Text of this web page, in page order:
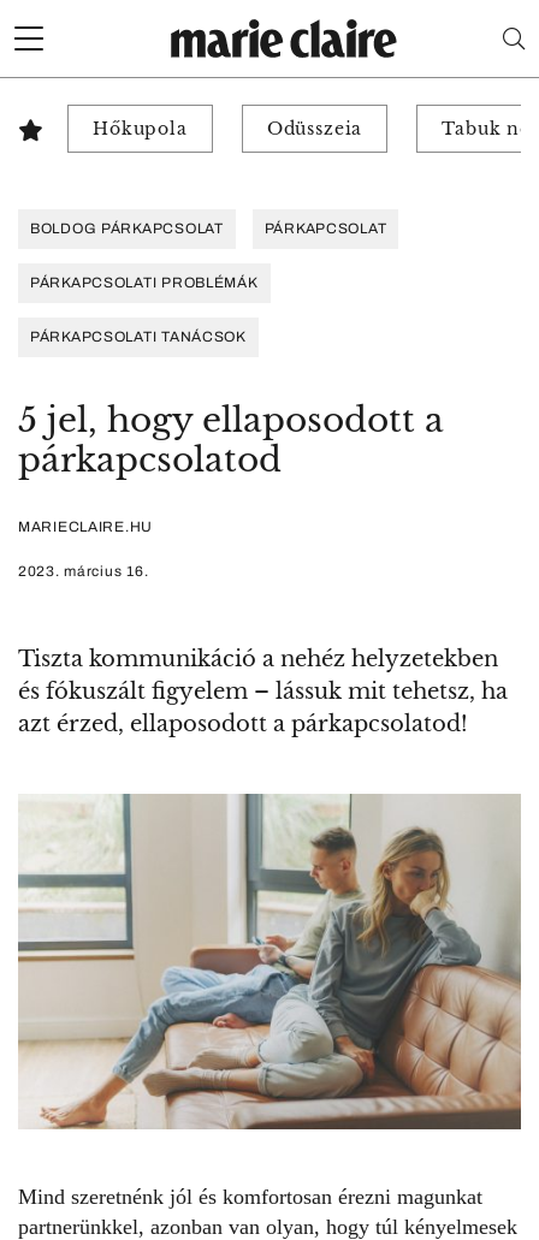
Hőkupola Odüsszeia Tabuk
BOLDOG PÁRKAPCSOLAT PÁRKAPCSOLAT
PÁRKAPCSOLATI PROBLÉMÁK
PÁRKAPCSOLATI TANÁCSOK
5 jel, hogy ellaposodott a
párkapcsolatod
MARIECLAIRE.HU
2023. március 16.
Tiszta kommunikáció a nehéz helyzetekben
és fókuszált figyelem – lássuk mit tehetsz, ha
azt érzed, ellaposodott a párkapcsolatod!
Mind szeretnénk jól és komfortosan érezni magunkat
partnerünkkel, azonban van olyan, hogy túl kényelmesek